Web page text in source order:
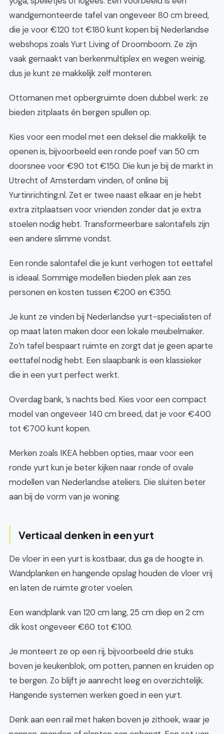
wandgemonteerde tafel van ongeveer 80 cm breed,
die je voor €120 tot €180 kunt kopen bij Nederlandse
webshops zoals Yurt Living of Droomboom. Ze zijn
vaak gemaakt van berkenmultiplex en wegen weinig,
dus je kunt ze makkelijk zelf monteren.
Ottomanen met opbergruimte doen dubbel werk: ze
bieden zitplaats én bergen spullen op.
Kies voor een model met een deksel die makkelijk te
openen is, bijvoorbeeld een ronde poef van 50 cm
doorsnee voor €90 tot €150. Die kun je bij de markt in
Utrecht of Amsterdam vinden, of online bij
Yurtinrichting.nl. Zet er twee naast elkaar en je hebt
extra zitplaatsen voor vrienden zonder dat je extra
stoelen nodig hebt. Transformeerbare salontafels zijn
een andere slimme vondst.
Een ronde salontafel die je kunt verhogen tot eettafel
is ideaal. Sommige modellen bieden plek aan zes
personen en kosten tussen €200 en €350.
Je kunt ze vinden bij Nederlandse yurt-specialisten of
op maat laten maken door een lokale meubelmaker.
Zo’n tafel bespaart ruimte en zorgt dat je geen aparte
eettafel nodig hebt. Een slaapbank is een klassieker
die in een yurt perfect werkt.
Overdag bank, ’s nachts bed. Kies voor een compact
model van ongeveer 140 cm breed, dat je voor €400
tot €700 kunt kopen.
Merken zoals IKEA hebben opties, maar voor een
ronde yurt kun je beter kijken naar ronde of ovale
modellen van Nederlandse ateliers. Die sluiten beter
aan bij de vorm van je woning.
Verticaal denken in een yurt
De vloer in een yurt is kostbaar, dus ga de hoogte in.
Wandplanken en hangende opslag houden de vloer vrij
en laten de ruimte groter voelen.
Een wandplank van 120 cm lang, 25 cm diep en 2 cm
dik kost ongeveer €60 tot €100.
Je monteert ze op een rij, bijvoorbeeld drie stuks
boven je keukenblok, om potten, pannen en kruiden op
te bergen. Zo blijft je aanrecht leeg en overzichtelijk.
Hangende systemen werken goed in een yurt.
Denk aan een rail met haken boven je zithoek, waar je